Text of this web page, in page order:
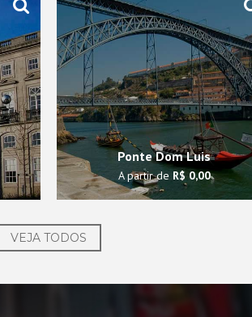
Ponte Dom Luis
A partir de R$ 0,00
VEJA TODOS